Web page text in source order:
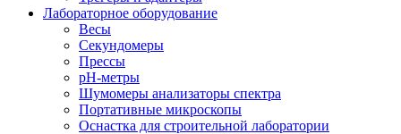
Лабораторное оборудование
Весы
Секундомеры
Прессы
pH-метры
Шумомеры анализаторы спектра
Портативные микроскопы
Оснастка для строительной лаборатории